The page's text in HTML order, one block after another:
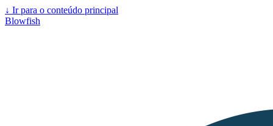
↓ Ir para o conteúdo principal
Blowfish